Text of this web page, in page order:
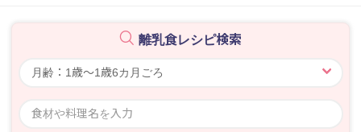
離乳食レシピ検索